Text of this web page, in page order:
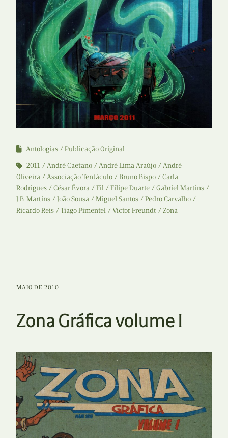
Antologias
Publicação Original
2011
André Caetano André Lima Araújo
André
Oliveira
Associação Tentáculo Bruno Bispo
Carla
Rodrigues
César Évora Fil Filipe Duarte
Gabriel Martins
J.B. Martins
João Sousa Miguel Santos
Pedro Carvalho
Ricardo Reis
Tiago Pimentel Victor Freundt Zona
MAIO DE 2010
Zona Gráfica volume I